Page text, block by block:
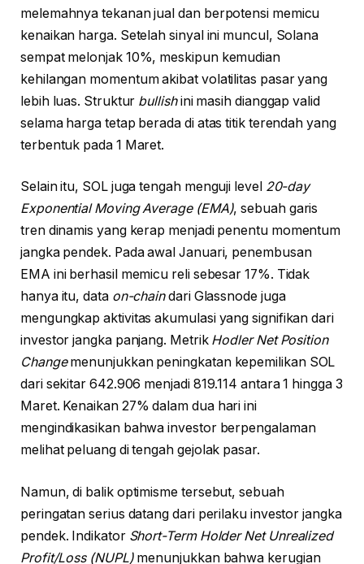
melemahnya tekanan jual dan berpotensi memicu
kenaikan harga. Setelah sinyal ini muncul, Solana
sempat melonjak 10%, meskipun kemudian
kehilangan momentum akibat volatilitas pasar yang
lebih luas. Struktur bullishini masih dianggap valid
selama harga tetap berada di atas titik terendah yang
terbentuk pada 1 Maret.
Selain itu, SOL juga tengah menguji level 20-day
Exponential Moving Average (EMA), sebuah garis
tren dinamis yang kerap menjadi penentu momentum
jangka pendek. Pada awal Januari, penembusan
EMA ini berhasil memicu reli sebesar 17%. Tidak
hanya itu, data on-chaindari Glassnode juga
mengungkap aktivitas akumulasi yang signifikan dari
investor jangka panjang. Metrik Hodler Net Position
Changemenunjukkan peningkatan kepemilikan SOL
dari sekitar 642.906 menjadi 819.114 antara 1 hingga 3
Maret. Kenaikan 27% dalam dua hari ini
mengindikasikan bahwa investor berpengalaman
melihat peluang di tengah gejolak pasar.
Namun, di balik optimisme tersebut, sebuah
peringatan serius datang dari perilaku investor jangka
pendek. Indikator Short-Term Holder Net Unrealized
Profit/Loss (NUPL)menunjukkan bahwa kerugian